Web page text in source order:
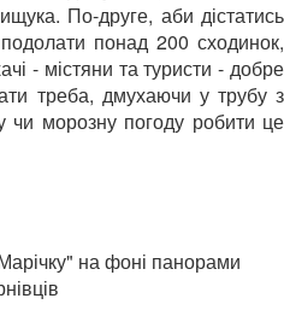
По-друге, аби дістатись
понад 200 сходинок,
- містяни та туристи - добре
треба, дмухаючи у трубу з
чи морозну погоду робити це
на фоні панорами